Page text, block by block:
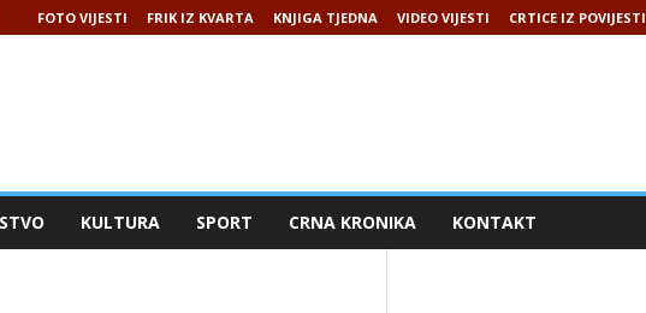
FOTO VIJESTI FRIK IZ KVARTA KNJIGA TJEDNA VIDEO VIJESTI CRTICE IZ POVIJESTI
KULTURA SPORT CRNA KRONIKA KONTAKT